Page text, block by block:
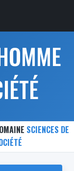
SCIENCES DE